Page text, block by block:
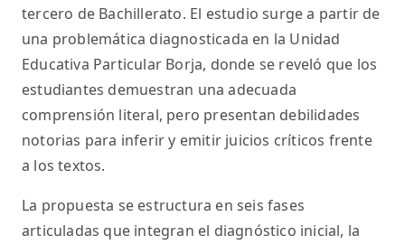
tercero de Bachillerato. El estudio surge a partir de
una problemática diagnosticada en la Unidad
Educativa Particular Borja, donde se reveló que los
estudiantes demuestran una adecuada
comprensión literal, pero presentan debilidades
notorias para inferir y emitir juicios críticos frente
a los textos.
La propuesta se estructura en seis fases
articuladas que integran el diagnóstico inicial, la